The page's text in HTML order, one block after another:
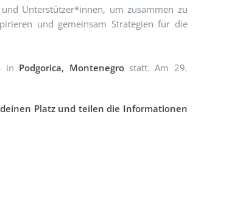
Unterstützer*innen, um zusammen zu
und gemeinsam Strategien für die
in Podgorica, Montenegrostatt. Am 29.
deinen Platz und teilen die Informationen